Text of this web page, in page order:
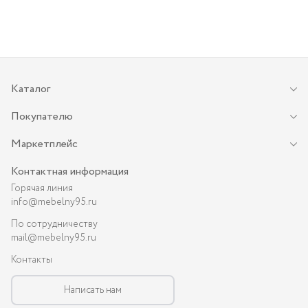
Каталог
Покупателю
Маркетплейс
Контактная информация
Горячая линия
info@mebelny95.ru
По сотрудничеству
mail@mebelny95.ru
Контакты
Написать нам